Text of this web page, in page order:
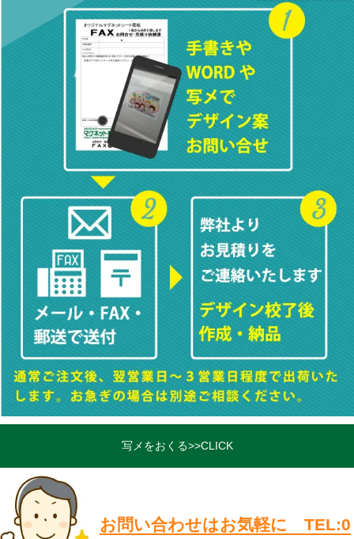
写メをおくる>>CLICK
お問い合わせはお気軽に TEL:0